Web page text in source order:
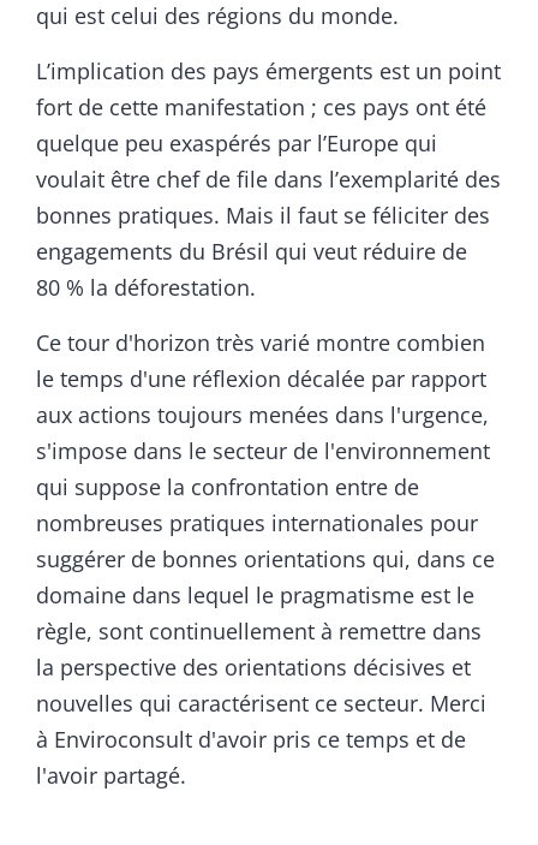
qui est celui des régions du monde.
L’implication des pays émergents est un point
fort de cette manifestation ; ces pays ont été
quelque peu exaspérés par l’Europe qui
voulait être chef de file dans l’exemplarité des
bonnes pratiques. Mais il faut se féliciter des
engagements du Brésil qui veut réduire de
80 % la déforestation.
Ce tour d'horizon très varié montre combien
le temps d'une réflexion décalée par rapport
aux actions toujours menées dans l'urgence,
s'impose dans le secteur de l'environnement
qui suppose la confrontation entre de
nombreuses pratiques internationales pour
suggérer de bonnes orientations qui, dans ce
domaine dans lequel le pragmatisme est le
règle, sont continuellement à remettre dans
la perspective des orientations décisives et
nouvelles qui caractérisent ce secteur. Merci
à Enviroconsult d'avoir pris ce temps et de
l'avoir partagé.